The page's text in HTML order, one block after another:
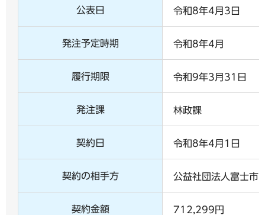
公表日 令和8年4月3日
発注予定時期 令和8年4月
履行期限 令和9年3月31日
発注課 林政課
契約日 令和8年4月1日
契約の相手方 公益社団法人富士市
契約金額 712,299円